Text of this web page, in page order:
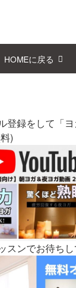
HOMEに戻る
登録をして「
)
ンでお待ちし